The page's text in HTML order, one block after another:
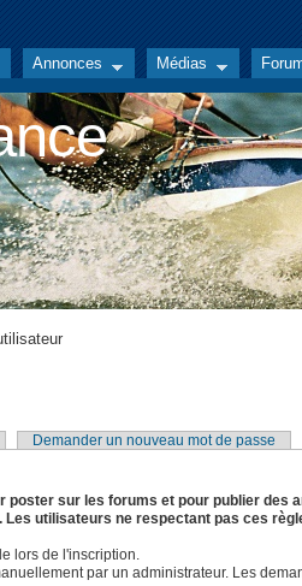
Annonces Médias
Demander un nouveau mot de passe
poster sur les forums et pour publier des
utilisateurs ne respectant pas ces
lors de l'inscription.
par un administrateur. Les